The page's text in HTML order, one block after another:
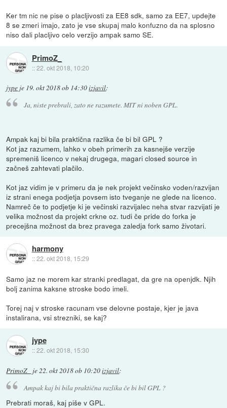
Ker tm nic ne pise o placljivosti za EE8 sdk, samo za EE7, updejte
8 se zmeri imajo, zato je vse skupaj malo konfuzno da na splosno
niso dali placljivo celo verzijo ampak samo SE.
PrimoZ_
::22. okt 2018, 10:20
jype je 19. okt 2018 ob 14:30izjavil:
Ja, niste prebrali, zato ne razumete. MIT ni noben GPL.
Ampak kaj bi bila praktična razlika če bi bil GPL ?
Kot jaz razumem, lahko v obeh primerih za kasnejše verzije
spremeniš licenco v nekaj drugega, magari closed source in
začneš zahtevati plačilo.
Kot jaz vidim je v primeru da je nek projekt večinsko voden/razvijan
iz strani enega podjetja povsem isto tveganje ne glede na licenco.
Namreč če to podjetje ki je večinski razvijalec neha stvar razvijati je
velika možnost da projekt crkne oz. tudi če pride do forka je
precejšna možnost da brez pravega zaledja fork samo životari.
harmony
::22. okt 2018, 15:29
Samo jaz ne morem kar stranki predlagat, da gre na openjdk. Njih
bolj zanima kaksne stroske bodo imeli.
Torej naj v stroske racunam vse delovne postaje, kjer je java
instalirana, vsi strezniki, se kaj?
jype
::22. okt 2018, 15:30
PrimoZ_ je22. okt 2018 ob 10:20izjavil:
Ampak kaj bi bila praktična razlika če bi bil GPL ?
Prebrati moraš, kaj piše v GPL.